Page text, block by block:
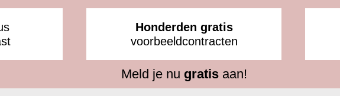
Honderden gratis
voorbeeldcontracten
Meld je nu gratisaan!